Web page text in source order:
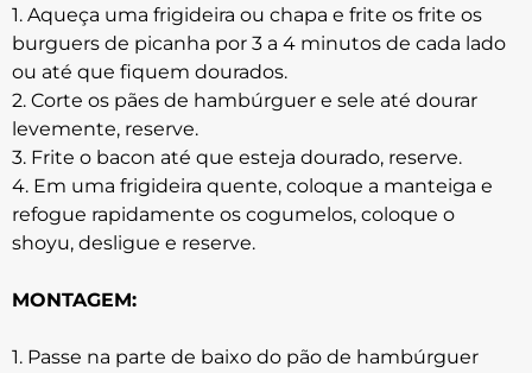
1. Aqueça uma frigideira ou chapa e frite os frite os
burguers de picanha por 3 a 4 minutos de cada lado
ou até que fiquem dourados.
2. Corte os pães de hambúrguer e sele até dourar
levemente, reserve.
3. Frite o bacon até que esteja dourado, reserve.
4. Em uma frigideira quente, coloque a manteiga e
refogue rapidamente os cogumelos, coloque o
shoyu, desligue e reserve.
MONTAGEM:
1. Passe na parte de baixo do pão de hambúrguer